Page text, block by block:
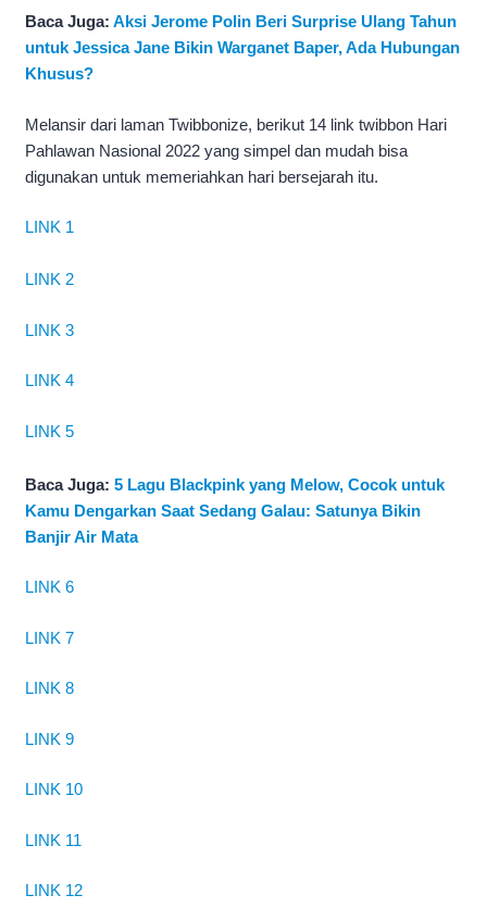
Baca Juga: Aksi Jerome Polin Beri Surprise Ulang Tahun
untuk Jessica Jane Bikin Warganet Baper, Ada Hubungan
Khusus?
Melansir dari laman Twibbonize, berikut 14 link twibbon Hari
Pahlawan Nasional 2022 yang simpel dan mudah bisa
digunakan untuk memeriahkan hari bersejarah itu.
LINK 1
LINK 2
LINK 3
LINK 4
LINK 5
Baca Juga: 5 Lagu Blackpink yang Melow, Cocok untuk
Kamu Dengarkan Saat Sedang Galau: Satunya Bikin
Banjir Air Mata
LINK 6
LINK 7
LINK 8
LINK 9
LINK 10
LINK 11
LINK 12